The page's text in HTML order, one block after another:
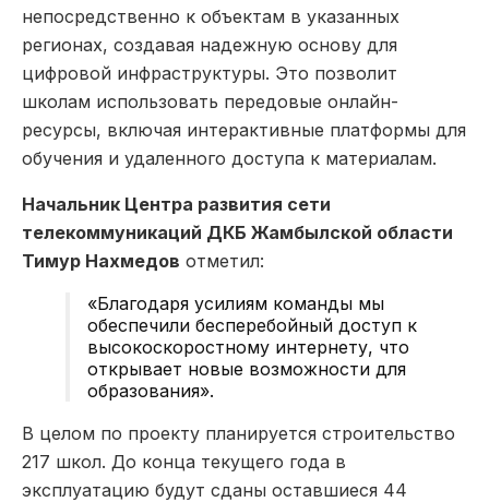
непосредственно к объектам в указанных
регионах, создавая надежную основу для
цифровой инфраструктуры. Это позволит
школам использовать передовые онлайн-
ресурсы, включая интерактивные платформы для
обучения и удаленного доступа к материалам.
Начальник Центра развития сети
телекоммуникаций ДКБ Жамбылской области
Тимур Нахмедов отметил:
«Благодаря усилиям команды мы
обеспечили бесперебойный доступ к
высокоскоростному интернету, что
открывает новые возможности для
образования».
В целом по проекту планируется строительство
217 школ. До конца текущего года в
эксплуатацию будут сданы оставшиеся 44